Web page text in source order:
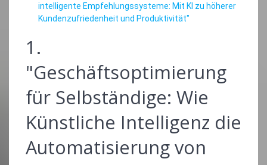
intelligente Empfehlungssysteme: Mit KI zu höherer
Kundenzufriedenheit und Produktivität"
1.
"Geschäftsoptimierung
für Selbständige: Wie
Künstliche Intelligenz die
Automatisierung von